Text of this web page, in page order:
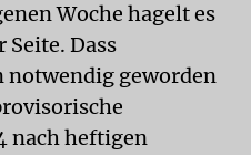
Woche hagelt es
Seite. Dass
notwendig geworden
nach heftigen